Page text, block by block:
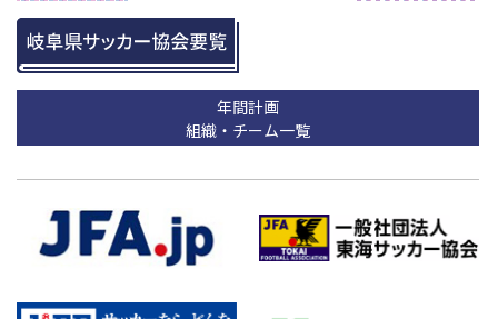
年間計画
組織・チーム一覧